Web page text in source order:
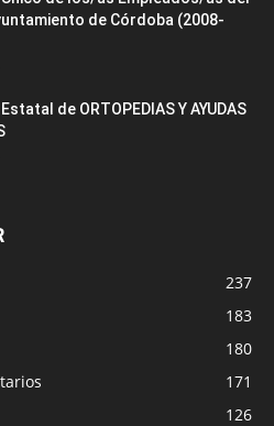
de Córdoba (2008-
de ORTOPEDIAS Y AYUDAS
237
183
180
171
126